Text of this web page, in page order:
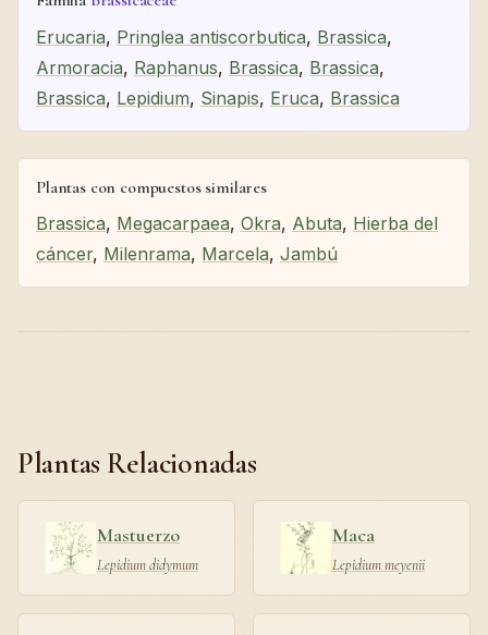
Erucaria, Pringlea antiscorbutica, Brassica,
Armoracia, Raphanus, Brassica, Brassica,
Brassica, Lepidium, Sinapis, Eruca, Brassica
Plantas con compuestos similares
Brassica, Megacarpaea, Okra, Abuta, Hierba del
cáncer, Milenrama, Marcela, Jambú
Plantas Relacionadas
Mastuerzo
Lepidium didymum
Maca
Lepidium meyenii